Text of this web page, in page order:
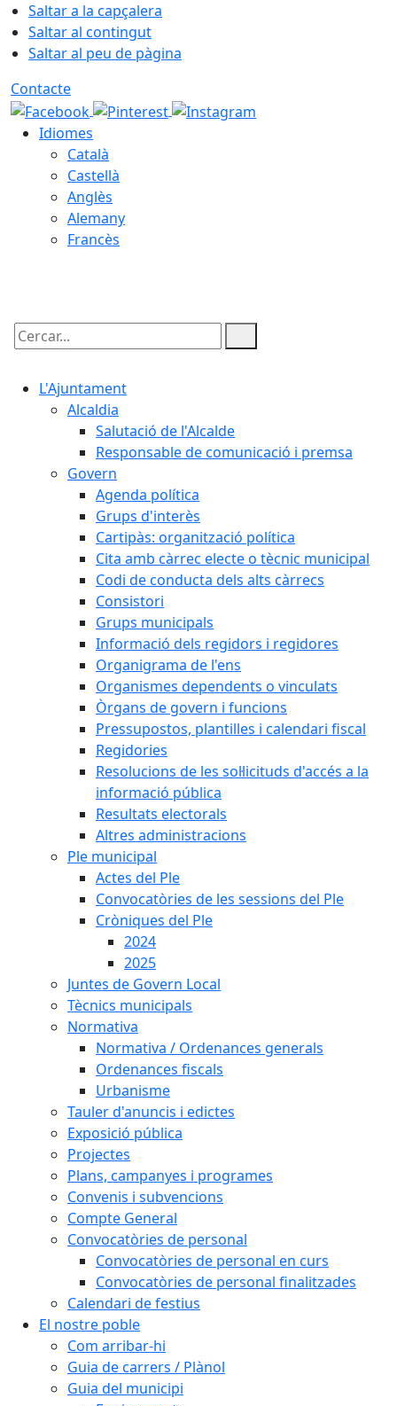
Saltar a la capçalera
Saltar al contingut
Saltar al peu de pàgina
Contacte
Idiomes
Català
Castellà
Anglès
Alemany
Francès
Cercar:
L'Ajuntament
Alcaldia
Salutació de l'Alcalde
Responsable de comunicació i premsa
Govern
Agenda política
Grups d'interès
Cartipàs: organització política
Cita amb càrrec electe o tècnic municipal
Codi de conducta dels alts càrrecs
Consistori
Grups municipals
Informació dels regidors i regidores
Organigrama de l'ens
Organismes dependents o vinculats
Òrgans de govern i funcions
Pressupostos, plantilles i calendari fiscal
Regidories
Resolucions de les sol·licituds d'accés a la
informació pública
Resultats electorals
Altres administracions
Ple municipal
Actes del Ple
Convocatòries de les sessions del Ple
Cròniques del Ple
2024
2025
Juntes de Govern Local
Tècnics municipals
Normativa
Normativa / Ordenances generals
Ordenances fiscals
Urbanisme
Tauler d'anuncis i edictes
Exposició pública
Projectes
Plans, campanyes i programes
Convenis i subvencions
Compte General
Convocatòries de personal
Convocatòries de personal en curs
Convocatòries de personal finalitzades
Calendari de festius
El nostre poble
Com arribar-hi
Guia de carrers / Plànol
Guia del municipi